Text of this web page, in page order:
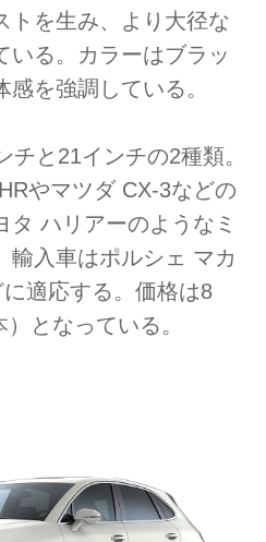
トを生み、より大径な
いる。カラーはブラッ
を強調している。
と21インチの2種類。
やマツダ CX-3などの
タ ハリアーのようなミ
輸入車はポルシェ マカ
適応する。価格は8
となっている。